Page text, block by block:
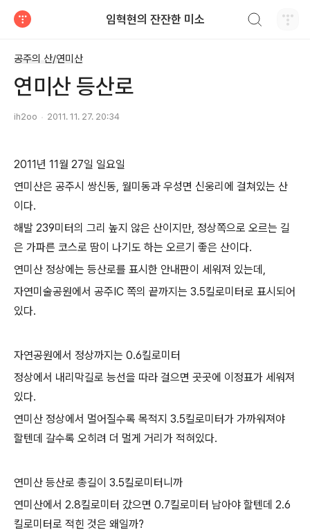
임혁현의 잔잔한 미소
공주의 산/연미산
연미산 등산로
ih2oo 2011. 11. 27. 20:34
2011년 11월 27일 일요일
연미산은 공주시 쌍신동, 월미동과 우성면 신웅리에 걸쳐있는 산
이다.
해발 239미터의 그리 높지 않은 산이지만, 정상쪽으로 오르는 길
은 가파른 코스로 땀이 나기도 하는 오르기 좋은 산이다.
연미산 정상에는 등산로를 표시한 안내판이 세워져 있는데,
자연미술공원에서 공주IC 쪽의 끝까지는 3.5킬로미터로 표시되어
있다.
자연공원에서 정상까지는 0.6킬로미터
정상에서 내리막길로 능선을 따라 걸으면 곳곳에 이정표가 세워져
있다.
연미산 정상에서 멀어질수록 목적지 3.5킬로미터가 가까워져야
할텐데 갈수록 오히려 더 멀게 거리가 적혀있다.
연미산 등산로 총길이 3.5킬로미터니까
연미산에서 2.8킬로미터 갔으면 0.7킬로미터 남아야 할텐데 2.6
킬로미터로 적힌 것은 왜일까?